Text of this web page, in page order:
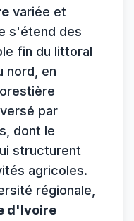
variée et
s'étend des
fin du littoral
nord, en
par
dont le
structurent
agricoles.
régionale,
d'Ivoire